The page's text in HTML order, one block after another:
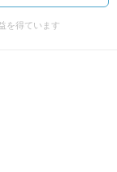
を得ています